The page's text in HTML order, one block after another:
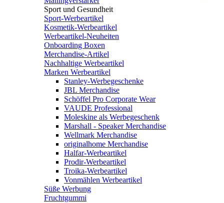
Sport und Gesundheit
Sport-Werbeartikel
Kosmetik-Werbeartikel
Werbeartikel-Neuheiten
Onboarding Boxen
Merchandise-Artikel
Nachhaltige Werbeartikel
Marken Werbeartikel
Stanley-Werbegeschenke
JBL Merchandise
Schöffel Pro Corporate Wear
VAUDE Professional
Moleskine als Werbegeschenk
Marshall - Speaker Merchandise
Wellmark Merchandise
originalhome Merchandise
Halfar-Werbeartikel
Prodir-Werbeartikel
Troika-Werbeartikel
Vonmählen Werbeartikel
Süße Werbung
Fruchtgummi